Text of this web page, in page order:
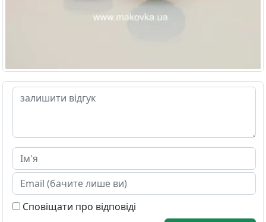
Сповіщати про відповіді